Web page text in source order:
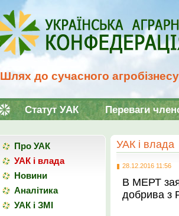
Шлях до сучасного
Статут УАК Переваги
УАК і влада
28.12.2016 11:56
В МЕРТ
добрива з
Про УАК
УАК і влада
Новини
Аналітика
УАК і ЗМІ